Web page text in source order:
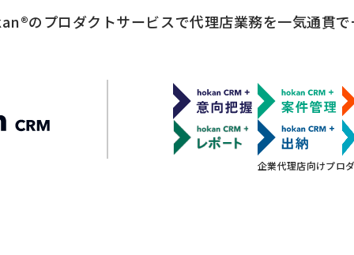
のプロダクトサービスで代理店業務を一気通貫
企業代理店向けプロ